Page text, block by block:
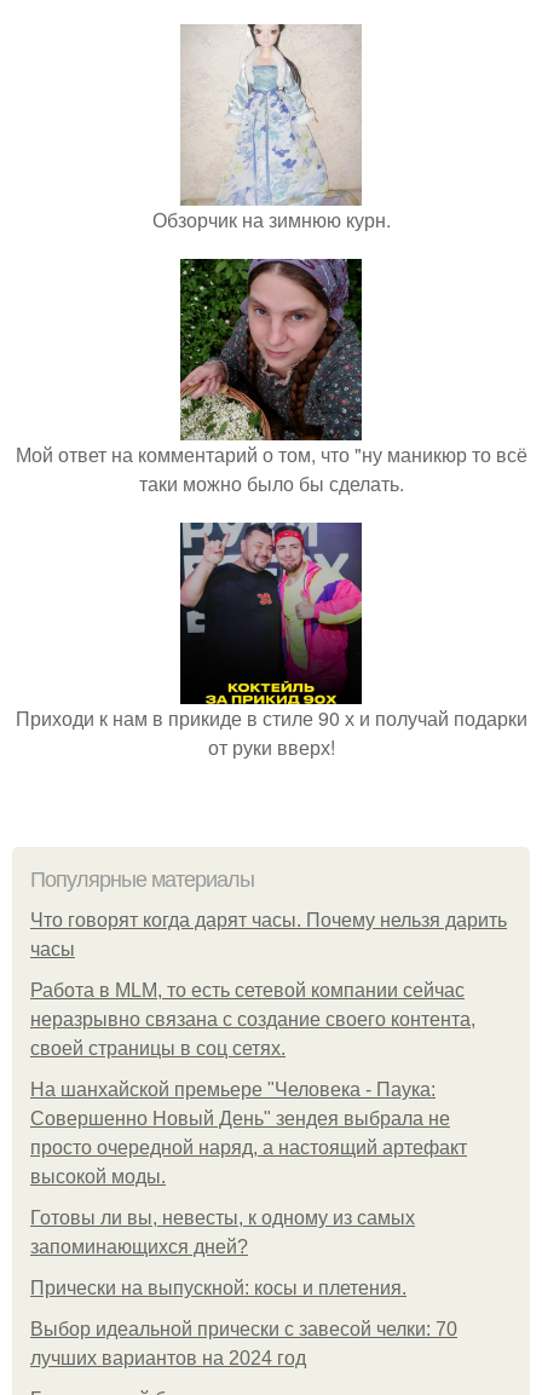
Обзорчик на зимнюю курн.
Мой ответ на комментарий о том, что "ну маникюр то всё
таки можно было бы сделать.
Приходи к нам в прикиде в стиле 90 х и получай подарки
от руки вверх!
Популярные материалы
Что говорят когда дарят часы. Почему нельзя дарить
часы
Работа в MLM, то есть сетевой компании сейчас
неразрывно связана с создание своего контента,
своей страницы в соц сетях.
На шанхайской премьере "Человека - Паука:
Совершенно Новый День" зендея выбрала не
просто очередной наряд, а настоящий артефакт
высокой моды.
Готовы ли вы, невесты, к одному из самых
запоминающихся дней?
Прически на выпускной: косы и плетения.
Выбор идеальной прически с завесой челки: 70
лучших вариантов на 2024 год